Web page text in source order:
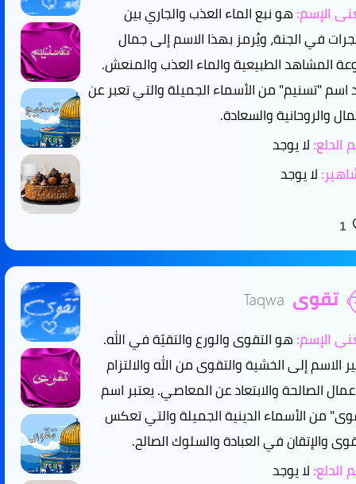
الإسم:هو نبع الماء العذب والجاري بين
في الجنة، ويُرمز بهذا الاسم إلى جمال
المشاهد الطبيعية والماء العذب والمنعش.
اسم "تسنيم" من الأسماء الجميلة والتي تعبر عن
والروحانية والسعادة.
الدلع:لا يوجد
لا يوجد
1
تقوى Taqwa
الإسم:هو التقوى والورع والتقيّة في الله.
الاسم إلى الخشية والتقوى من الله والالتزام
الصالحة والابتعاد عن المعاصي. يعتبر اسم
من الأسماء الدينية الجميلة والتي تعكس
والإتقان في العبادة والسلوك الصالح.
الدلع:لا يوجد